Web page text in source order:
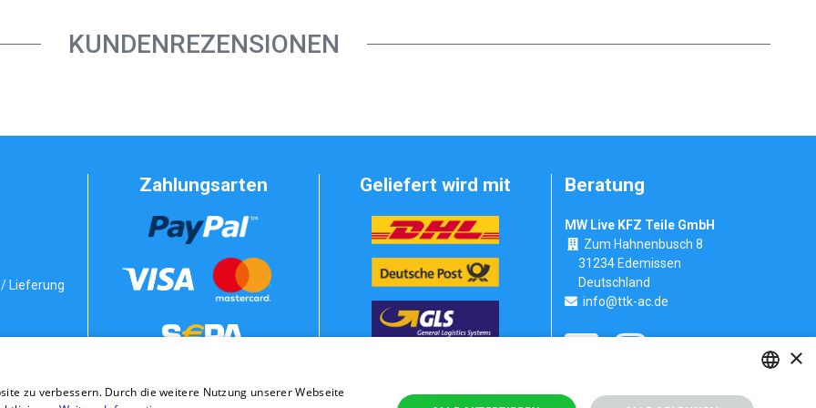
KUNDENREZENSIONEN
Lieferung
Zahlungsarten Geliefert wird mit Beratung
MW Live KFZ Teile GmbH
Zum Hahnenbusch 8
31234 Edemissen
Deutschland
info@ttk-ac.de
×
zu verbessern. Durch die weitere Nutzung unserer Webseite